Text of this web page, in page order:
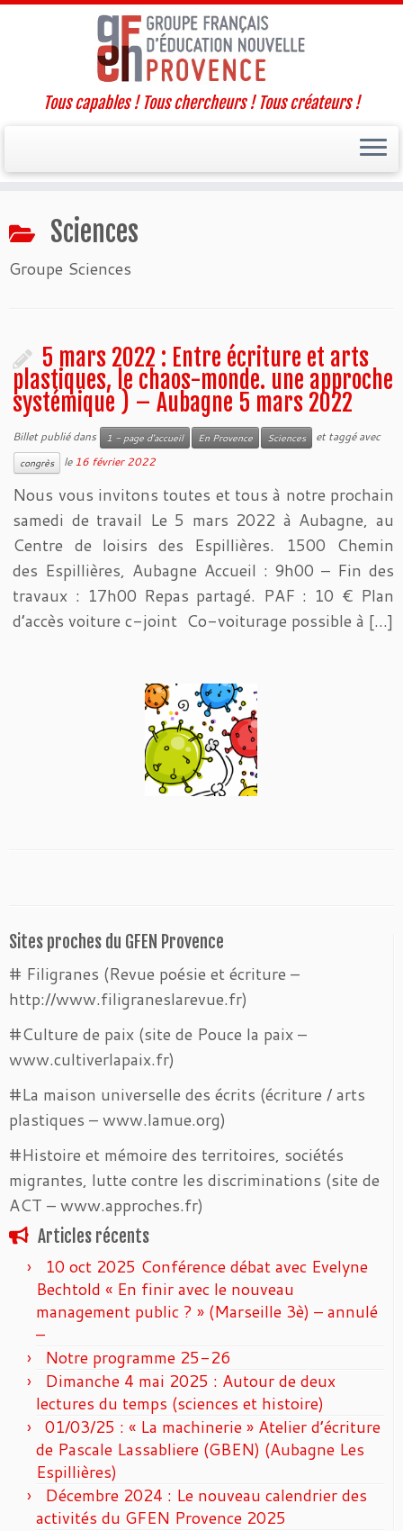
au
Tous capables ! Tous chercheurs ! Tous créateurs !
Sciences
Groupe Sciences
5 mars 2022 : Entre écriture et arts
plastiques, le chaos-monde. une approche
systémique ) – Aubagne 5 mars 2022
Billet publié dans 1 - page d'accueil En Provence Sciences et taggé avec
congrès le16 février 2022
Nous vous invitons toutes et tous à notre prochain
samedi de travail Le 5 mars 2022 à Aubagne, au
Centre de loisirs des Espillières. 1500 Chemin
des Espillières, Aubagne Accueil : 9h00 – Fin des
travaux : 17h00 Repas partagé. PAF : 10 € Plan
d’accès voiture c-joint Co-voiturage possible à […]
Sites proches du GFEN Provence
# Filigranes (Revue poésie et écriture –
http://www.filigraneslarevue.fr)
#Culture de paix (site de Pouce la paix –
www.cultiverlapaix.fr)
#La maison universelle des écrits (écriture / arts
plastiques – www.lamue.org)
#Histoire et mémoire des territoires, sociétés
migrantes, lutte contre les discriminations (site de
ACT – www.approches.fr)
Articles récents
10 oct 2025 Conférence débat avec Evelyne
Bechtold « En finir avec le nouveau
management public ? » (Marseille 3è) – annulé
–
Notre programme 25-26
Dimanche 4 mai 2025 : Autour de deux
lectures du temps (sciences et histoire)
01/03/25 : « La machinerie » Atelier d’écriture
de Pascale Lassabliere (GBEN) (Aubagne Les
Espillières)
Décembre 2024 : Le nouveau calendrier des
activités du GFEN Provence 2025